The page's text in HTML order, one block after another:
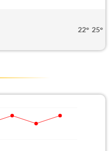
22° 25°